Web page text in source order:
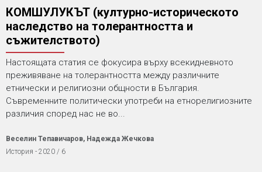
КОМШУЛУКЪТ (културно-историческото
наследство на толерантността и
съжителството)
Настоящата статия се фокусира върху всекидневното
преживяване на толерантността между различните
етнически и религиозни общности в България.
Съвременните политически употреби на етнорелигиозните
различия според нас не во...
Веселин Тепавичаров, Надежда Жечкова
История - 2020 / 6